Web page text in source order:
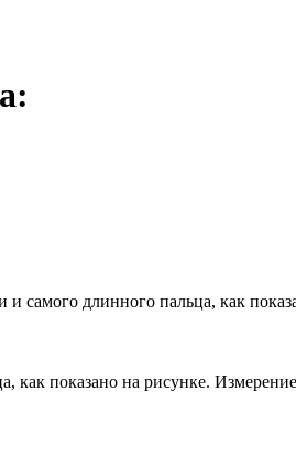
самого длинного пальца, как
как показано на рисунке.